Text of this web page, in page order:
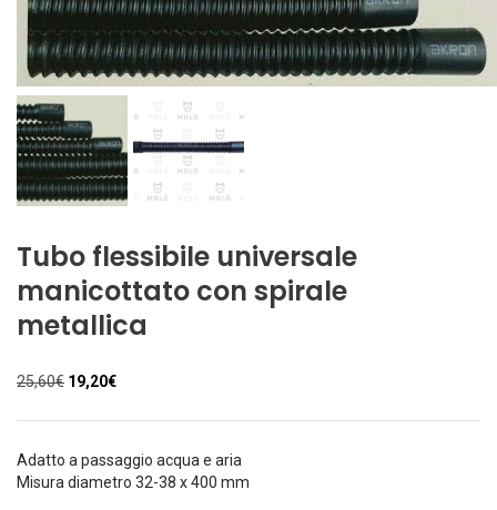
Tubo flessibile universale
manicottato con spirale
metallica
25,60€ Il
originale
25,60€.
19,20€Il
attuale
19,20€.
Adatto a passaggio acqua e aria
Misura diametro 32-38 x 400 mm